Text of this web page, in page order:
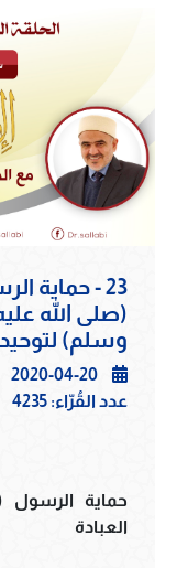
23 - حماية
(صلى الله
وسلم) لتوحيد
2020-04-20
عدد القُرّاء: 4235
حماية الرسول
العبادة